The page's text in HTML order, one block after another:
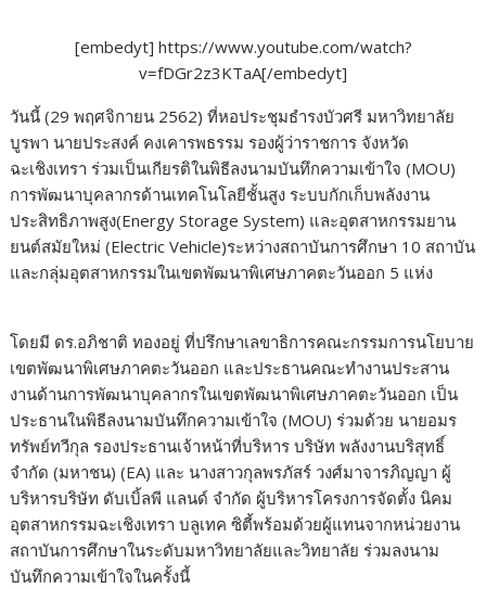
n n
k
[embedyt] https://www.youtube.com/watch?
v=fDGr2z3KTaA[/embedyt]
วันนี้ (29 พฤศจิกายน 2562) ที่หอประชุมธำรงบัวศรี มหาวิทยาลัย
บูรพา นายประสงค์ คงเคารพธรรม รองผู้ว่าราชการ จังหวัด
ฉะเชิงเทรา ร่วมเป็นเกียรติในพิธีลงนามบันทึกความเข้าใจ (MOU)
การพัฒนาบุคลากรด้านเทคโนโลยีชั้นสูง ระบบกักเก็บพลังงาน
ประสิทธิภาพสูง(Energy Storage System) และอุตสาหกรรมยาน
ยนต์สมัยใหม่ (Electric Vehicle)ระหว่างสถาบันการศึกษา 10 สถาบัน
และกลุ่มอุตสาหกรรมในเขตพัฒนาพิเศษภาคตะวันออก 5 แห่ง
โดยมี ดร.อภิชาติ ทองอยู่ ที่ปรึกษาเลขาธิการคณะกรรมการนโยบาย
เขตพัฒนาพิเศษภาคตะวันออก และประธานคณะทำงานประสาน
งานด้านการพัฒนาบุคลากรในเขตพัฒนาพิเศษภาคตะวันออก เป็น
ประธานในพิธีลงนามบันทึกความเข้าใจ (MOU) ร่วมด้วย นายอมร
ทรัพย์ทวีกุล รองประธานเจ้าหน้าที่บริหาร บริษัท พลังงานบริสุทธิ์
จำกัด (มหาชน) (EA) และ นางสาวกุลพรภัสร์ วงศ์มาจารภิญญา ผู้
บริหารบริษัท ดับเบิ้ลพี แลนด์ จำกัด ผู้บริหารโครงการจัดตั้ง​ นิคม
อุตสาหกรรม​ฉะเชิงเทรา​ บลู​เทค​ ซิตี้​พร้อมด้วยผู้แทนจากหน่วยงาน
สถาบันการศึกษาในระดับมหาวิทยาลัยและวิทยาลัย ร่วมลงนาม
บันทึกความเข้าใจในครั้งนี้